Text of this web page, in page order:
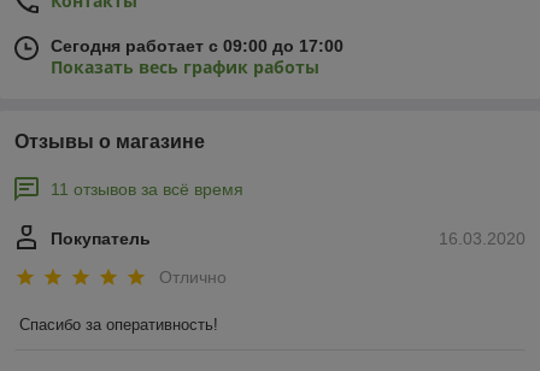
Сегодня работает с 09:00 до 17:00
Показать весь график работы
Отзывы о магазине
11 отзывов за всё время
16.03.2020
Покупатель
Отлично
Спасибо за оперативность!